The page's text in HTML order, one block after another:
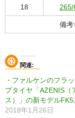
18 265/
備考
関連
・ファルケンのフラ
プタイヤ「AZENIS（
ス）」の新モデル
2018年1月26日